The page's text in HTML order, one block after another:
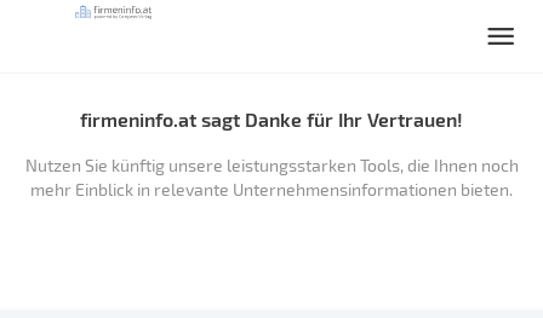
firmeninfo.at sagt Danke für Ihr Vertrauen!
Nutzen Sie künftig unsere leistungsstarken Tools, die Ihnen noch
mehr Einblick in relevante Unternehmensinformationen bieten.